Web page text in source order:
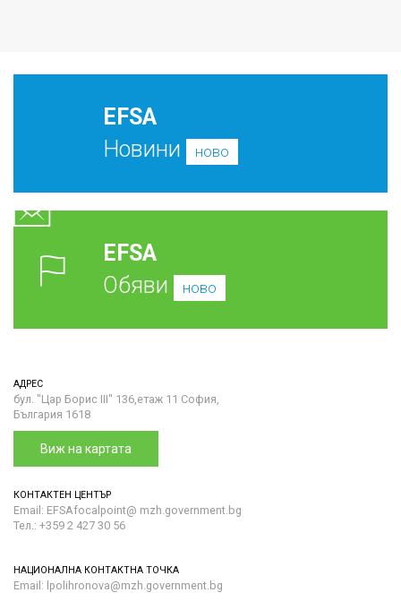
EFSA
Новини
ново
EFSA
Обяви
ново
АДРЕС
бул. "Цар Борис III" 136,етаж 11 София,
България 1618
Виж на картата
КОНТАКТЕН ЦЕНТЪР
Email: EFSAfocalpoint@ mzh.government.bg
Тел.: +359 2 427 30 56
НАЦИОНАЛНА КОНТАКТНА ТОЧКА
Email: lpolihronova@mzh.government.bg